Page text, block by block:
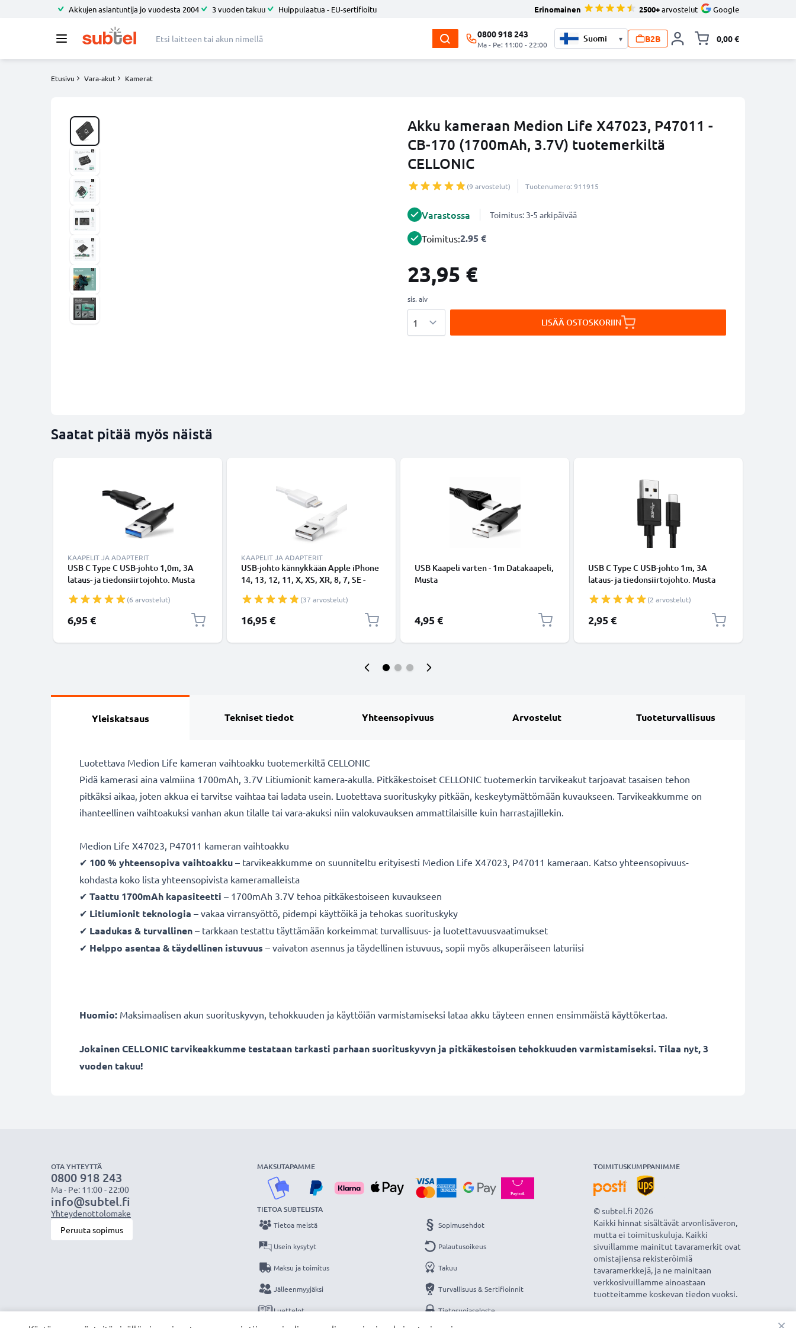
Akkujen asiantuntija jo vuodesta 2004 3 vuoden takuu Huippulaatua - EU-sertifioitu Erinomainen 2500+arvostelut Google
0800 918 243
Ma - Pe: 11:00 - 22:00
▾ B2B 0,00 €
Etusivu Vara-akut Kamerat
Akku kameraan Medion Life X47023, P47011 -
CB-170 (1700mAh, 3.7V) tuotemerkiltä
CELLONIC
(9 arvostelut) Tuotenumero: 911915
Varastossa Toimitus: 3-5 arkipäivää
Toimitus:2.95 €
23,95 €
sis. alv
LISÄÄ OSTOSKORIIN
Saatat pitää myös näistä
KAAPELIT JA ADAPTERIT
USB C Type C USB-johto 1,0m, 3A
lataus- ja tiedonsiirtojohto. Musta
USB-kaapeli
(6 arvostelut)
6,95 €
KAAPELIT JA ADAPTERIT
USB-johto kännykkään Apple iPhone
14, 13, 12, 11, X, XS, XR, 8, 7, SE -
Valkoinen datakaapeli(37 arvostelut)
16,95 €
USB Kaapeli varten - 1m Datakaapeli,
Musta
4,95 €
USB C Type C USB-johto 1m, 3A
lataus- ja tiedonsiirtojohto. Musta
USB-kaapeli
(2 arvostelut)
2,95 €
Yleiskatsaus Tekniset tiedot Yhteensopivuus Arvostelut Tuoteturvallisuus
Luotettava Medion Life kameran vaihtoakku tuotemerkiltä CELLONIC
Pidä kamerasi aina valmiina 1700mAh, 3.7V Litiumionit kamera-akulla. Pitkäkestoiset CELLONIC tuotemerkin tarvikeakut tarjoavat tasaisen tehon
pitkäksi aikaa, joten akkua ei tarvitse vaihtaa tai ladata usein. Luotettava suorituskyky pitkään, keskeytymättömään kuvaukseen. Tarvikeakkumme on
ihanteellinen vaihtoakuksi vanhan akun tilalle tai vara-akuksi niin valokuvauksen ammattilaisille kuin harrastajillekin.
Medion Life X47023, P47011 kameran vaihtoakku
✔ 100 % yhteensopiva vaihtoakku – tarvikeakkumme on suunniteltu erityisesti Medion Life X47023, P47011 kameraan. Katso yhteensopivuus-
kohdasta koko lista yhteensopivista kameramalleista
✔ Taattu 1700mAh kapasiteetti – 1700mAh 3.7V tehoa pitkäkestoiseen kuvaukseen
✔ Litiumionit teknologia – vakaa virransyöttö, pidempi käyttöikä ja tehokas suorituskyky
✔ Laadukas & turvallinen – tarkkaan testattu täyttämään korkeimmat turvallisuus- ja luotettavuusvaatimukset
✔ Helppo asentaa & täydellinen istuvuus – vaivaton asennus ja täydellinen istuvuus, sopii myös alkuperäiseen laturiisi
Huomio: Maksimaalisen akun suorituskyvyn, tehokkuuden ja käyttöiän varmistamiseksi lataa akku täyteen ennen ensimmäistä käyttökertaa.
Jokainen CELLONIC tarvikeakkumme testataan tarkasti parhaan suorituskyvyn ja pitkäkestoisen tehokkuuden varmistamiseksi. Tilaa nyt, 3
vuoden takuu!
OTA YHTEYTTÄ
0800 918 243
Ma - Pe: 11:00 - 22:00
info@subtel.fi
Yhteydenottolomake
Peruuta sopimus
MAKSUTAPAMME
TIETOA SUBTELISTA
Tietoa meistä
Usein kysytyt
Maksu ja toimitus
Jälleenmyyjäksi
Luettelot
Sopimusehdot
Palautusoikeus
Takuu
Turvallisuus & Sertifioinnit
Tietosuojaseloste
TOIMITUSKUMPPANIMME
© subtel.fi 2026
Kaikki hinnat sisältävät arvonlisäveron,
mutta ei toimituskuluja. Kaikki
sivuillamme mainitut tavaramerkit ovat
omistajiensa rekisteröimiä
tavaramerkkejä, ja ne mainitaan
verkkosivuillamme ainoastaan
tuotteitamme koskevan tiedon vuoksi.